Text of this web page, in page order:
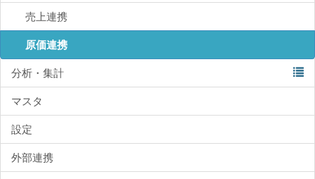
売上連携
原価連携
分析・集計
マスタ
設定
外部連携